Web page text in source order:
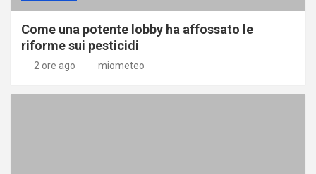
Come una potente lobby ha affossato le
riforme sui pesticidi
2 ore ago miometeo